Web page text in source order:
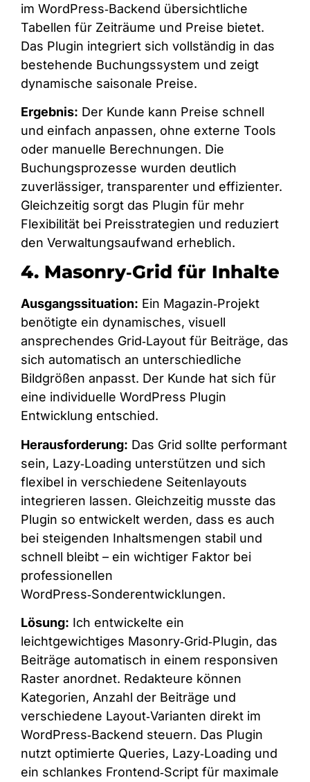
im WordPress‑Backend übersichtliche
Tabellen für Zeiträume und Preise bietet.
Das Plugin integriert sich vollständig in das
bestehende Buchungssystem und zeigt
dynamische saisonale Preise.
Ergebnis: Der Kunde kann Preise schnell
und einfach anpassen, ohne externe Tools
oder manuelle Berechnungen. Die
Buchungsprozesse wurden deutlich
zuverlässiger, transparenter und effizienter.
Gleichzeitig sorgt das Plugin für mehr
Flexibilität bei Preisstrategien und reduziert
den Verwaltungsaufwand erheblich.
4. Masonry‑Grid für Inhalte
Ausgangssituation: Ein Magazin‑Projekt
benötigte ein dynamisches, visuell
ansprechendes Grid‑Layout für Beiträge, das
sich automatisch an unterschiedliche
Bildgrößen anpasst. Der Kunde hat sich für
eine individuelle WordPress Plugin
Entwicklung entschied.
Herausforderung: Das Grid sollte performant
sein, Lazy‑Loading unterstützen und sich
flexibel in verschiedene Seitenlayouts
integrieren lassen. Gleichzeitig musste das
Plugin so entwickelt werden, dass es auch
bei steigenden Inhaltsmengen stabil und
schnell bleibt – ein wichtiger Faktor bei
professionellen
WordPress‑Sonderentwicklungen.
Lösung: Ich entwickelte ein
leichtgewichtiges Masonry‑Grid‑Plugin, das
Beiträge automatisch in einem responsiven
Raster anordnet. Redakteure können
Kategorien, Anzahl der Beiträge und
verschiedene Layout‑Varianten direkt im
WordPress‑Backend steuern. Das Plugin
nutzt optimierte Queries, Lazy‑Loading und
ein schlankes Frontend‑Script für maximale